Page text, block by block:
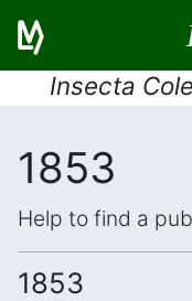
Insecta
1853
Help to find a
1853